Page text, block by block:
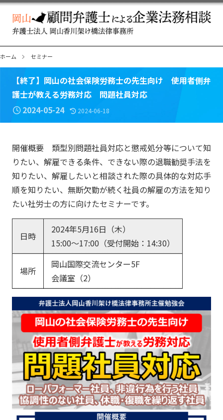
ホーム セミナー
【終了】岡山の社会保険労務士の先生向け 使用者側弁
護士が教える労務対応 問題社員対応
2024-05-24
2024-06-18
開催概要 類型別問題社員対応と懲戒処分等について知
りたい、解雇できる条件、できない際の退職勧奨手法を
知りたい、解雇したいと相談された際の具体的な対応手
順を知りたい、無断欠勤が続く社員の解雇の方法を知り
たい社労士の方に向けたセミナーです。
日時
2024年5月16日（木）
15:00～17:00（受付開始：14:30）
場所
岡山国際交流センター5F
会議室（2）